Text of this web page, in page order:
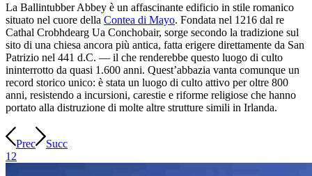
La Ballintubber Abbey è un affascinante edificio in stile romanico
situato nel cuore della Contea di Mayo. Fondata nel 1216 dal re
Cathal Crobhdearg Ua Conchobair, sorge secondo la tradizione sul
sito di una chiesa ancora più antica, fatta erigere direttamente da San
Patrizio nel 441 d.C. — il che renderebbe questo luogo di culto
ininterrotto da quasi 1.600 anni. Quest’abbazia vanta comunque un
record storico unico: è stata un luogo di culto attivo per oltre 800
anni, resistendo a incursioni, carestie e riforme religiose che hanno
portato alla distruzione di molte altre strutture simili in Irlanda.
Prec
Succ
1 2